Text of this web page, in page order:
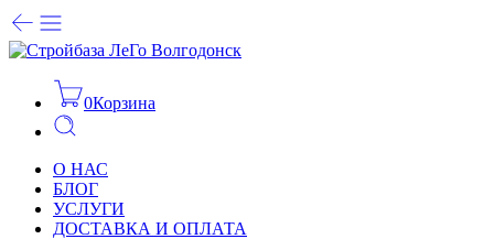
0Корзина
О НАС
БЛОГ
УСЛУГИ
ДОСТАВКА И ОПЛАТА